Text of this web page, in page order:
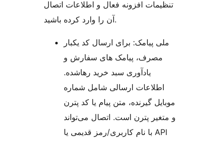
تنظیمات افزونه فعال و اطلاعات اتصال
آن را وارد کرده باشید.
ملی پیامک: برای ارسال کد یکبار
مصرف، پیامک های سفارش و
یادآوری سبد خرید رهاشده.
اطلاعات ارسالی شامل شماره
موبایل گیرنده، متن پیام یا کد پترن
و متغیر پترن است. اتصال می‌تواند
با نام کاربری/رمز قدیمی یا API